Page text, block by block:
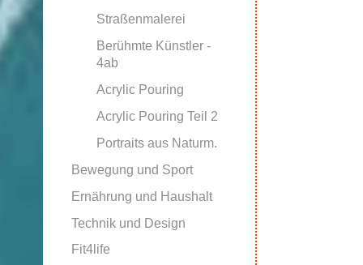
Straßenmalerei
Berühmte Künstler -
4ab
Acrylic Pouring
Acrylic Pouring Teil 2
Portraits aus Naturm.
Bewegung und Sport
Ernährung und Haushalt
Technik und Design
Fit4life